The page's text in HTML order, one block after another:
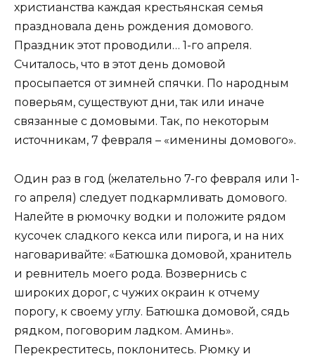
христианства каждая крестьянская семья
праздновала день рождения домового.
Праздник этот проводили… 1-го апреля.
Считалось, что в этот день домовой
просыпается от зимней спячки. По народным
поверьям, существуют дни, так или иначе
связанные с домовыми. Так, по некоторым
источникам, 7 февраля – «именины домового».
Один раз в год (желательно 7-го февраля или 1-
го апреля) следует подкармливать домового.
Налейте в рюмочку водки и положите рядом
кусочек сладкого кекса или пирога, и на них
наговаривайте: «Батюшка домовой, хранитель
и ревнитель моего рода. Возвернись с
широких дорог, с чужих окраин к отчему
порогу, к своему углу. Батюшка домовой, сядь
рядком, поговорим ладком. Аминь».
Перекреститесь, поклонитесь. Рюмку и